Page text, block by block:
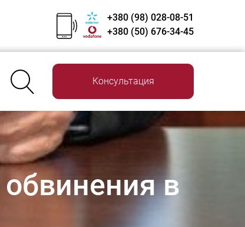
+380 (98) 028-08-51
+380 (50) 676-34-45
Консультация
в